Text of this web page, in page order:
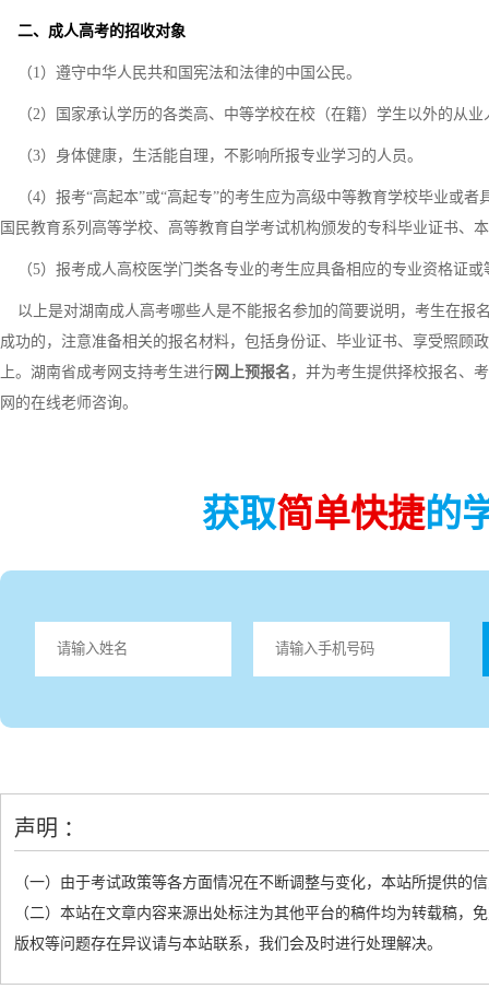
二、成人高考的招收对象
（1）遵守中华人民共和国宪法和法律的中国公民。
（2）国家承认学历的各类高、中等学校在校（在籍）学生以外的从业
（3）身体健康，生活能自理，不影响所报专业学习的人员。
（4）报考“高起本”或“高起专”的考生应为高级中等教育学校毕业或
国民教育系列高等学校、高等教育自学考试机构颁发的专科毕业证书、
（5）报考成人高校医学门类各专业的考生应具备相应的专业资格证或
以上是对湖南成人高考哪些人是不能报名参加的简要说明，考生在报
成功的，注意准备相关的报名材料，包括身份证、毕业证书、享受照顾
上。湖南省成考网支持考生进行 网上预报名 ，并为考生提供择校报名、
网的在线老师咨询。
获取简单快捷的
声明 ：
（一）由于考试政策等各方面情况在不断调整与变化，本站所提供的
（二）本站在文章内容来源出处标注为其他平台的稿件均为转载稿
版权等问题存在异议请与本站联系，我们会及时进行处理解决。